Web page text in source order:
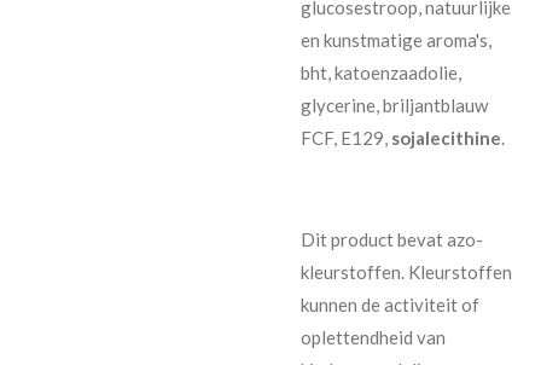
glucosestroop, natuurlijke
en kunstmatige aroma's,
bht, katoenzaadolie,
glycerine, briljantblauw
FCF, E129, sojalecithine.
Dit product bevat azo-
kleurstoffen. Kleurstoffen
kunnen de activiteit of
oplettendheid van